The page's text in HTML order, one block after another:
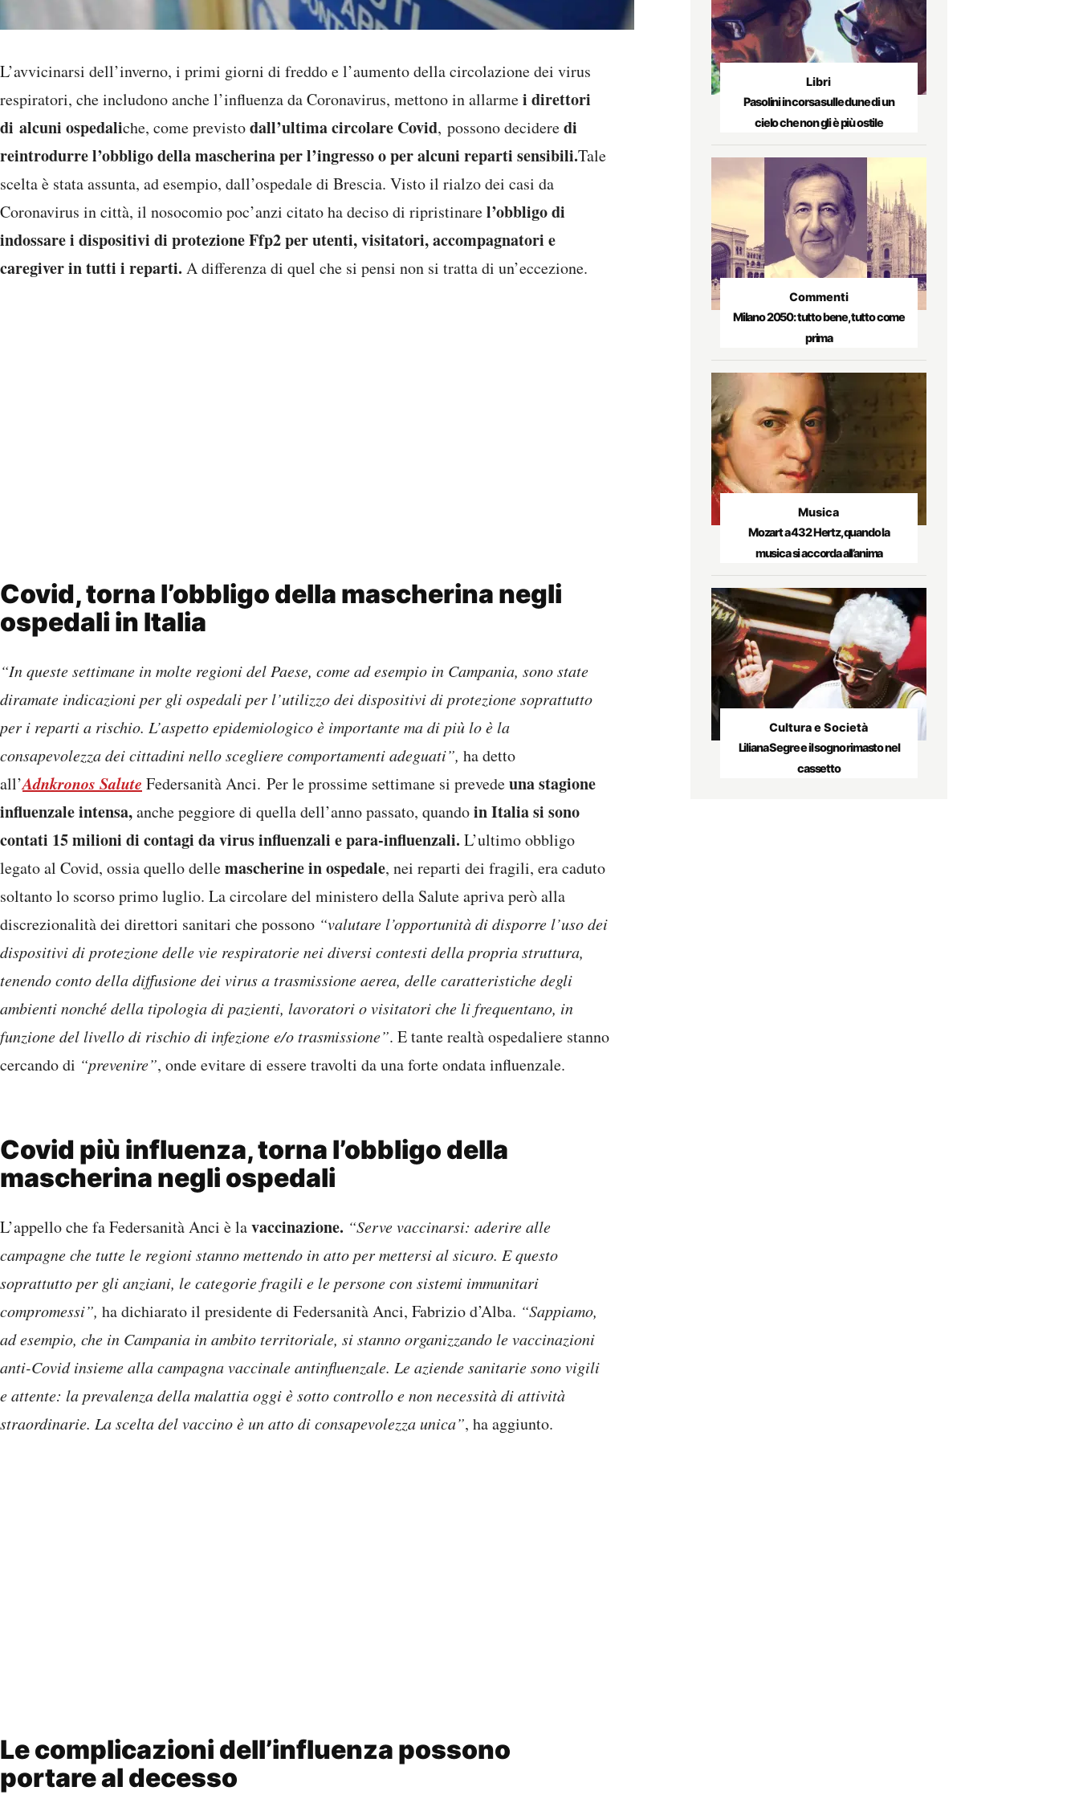
L’avvicinarsi dell’inverno, i primi giorni di freddo e l’aumento della circolazione dei virus
respiratori, che includono anche l’influenza da Coronavirus, mettono in allarmei direttori
di alcuni ospedaliche, come previstodall’ultima circolare Covid, possono decideredi
reintrodurre l’obbligo della mascherina per l’ingresso o per alcuni reparti sensibili.Tale
scelta è stata assunta, ad esempio, dall’ospedale di Brescia. Visto il rialzo dei casi da
Coronavirus in città, il nosocomio poc’anzi citato ha deciso di ripristinarel’obbligo di
indossare i dispositivi di protezione Ffp2 per utenti, visitatori, accompagnatori e
caregiver in tutti i reparti. A differenza di quel che si pensi non si tratta di un’eccezione.
Covid, torna l’obbligo della mascherina negli
ospedali in Italia
“In queste settimane in molte regioni del Paese, come ad esempio in Campania, sono state
diramate indicazioni per gli ospedali per l’utilizzo dei dispositivi di protezione soprattutto
per i reparti a rischio. L’aspetto epidemiologico è importante ma di più lo è la
consapevolezza dei cittadini nello scegliere comportamenti adeguati”, ha detto
all’Adnkronos Salute Federsanità Anci. Per le prossime settimane si prevedeuna stagione
influenzale intensa,anche peggiore di quella dell’anno passato, quandoin Italia si sono
contati 15 milioni di contagi da virus influenzali e para-influenzali. L’ultimo obbligo
legato al Covid, ossia quello dellemascherine in ospedale, nei reparti dei fragili, era caduto
soltanto lo scorso primo luglio. La circolare del ministero della Salute apriva però alla
discrezionalità dei direttori sanitari che possono “valutare l’opportunità di disporre l’uso dei
dispositivi di protezione delle vie respiratorie nei diversi contesti della propria struttura,
tenendo conto della diffusione dei virus a trasmissione aerea, delle caratteristiche degli
ambienti nonché della tipologia di pazienti, lavoratori o visitatori che li frequentano, in
funzione del livello di rischio di infezione e/o trasmissione”. E tante realtà ospedaliere stanno
cercando di “prevenire”, onde evitare di essere travolti da una forte ondata influenzale.
Covid più influenza, torna l’obbligo della
mascherina negli ospedali
L’appello che fa Federsanità Anci è lavaccinazione. “Serve vaccinarsi: aderire alle
campagne che tutte le regioni stanno mettendo in atto per mettersi al sicuro. E questo
soprattutto per gli anziani, le categorie fragili e le persone con sistemi immunitari
compromessi”, ha dichiarato il presidente di Federsanità Anci, Fabrizio d’Alba. “Sappiamo,
ad esempio, che in Campania in ambito territoriale, si stanno organizzando le vaccinazioni
anti-Covid insieme alla campagna vaccinale antinfluenzale. Le aziende sanitarie sono vigili
e attente: la prevalenza della malattia oggi è sotto controllo e non necessità di attività
straordinarie. La scelta del vaccino è un atto di consapevolezza unica”, ha aggiunto.
Le complicazioni dell’influenza possono
portare al decesso
Libri
Pasolini in corsa sulle dune di un
cielo che non gli è più ostile
Commenti
Milano 2050: tutto bene, tutto come
prima
Musica
Mozart a 432 Hertz, quando la
musica si accorda all’anima
Cultura e Società
Liliana Segre e il sogno rimasto nel
cassetto